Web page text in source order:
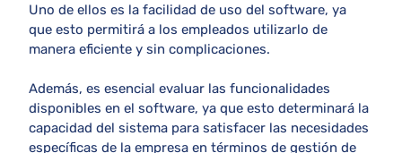
Uno de ellos es la facilidad de uso del software, ya
que esto permitirá a los empleados utilizarlo de
manera eficiente y sin complicaciones.
Además, es esencial evaluar las funcionalidades
disponibles en el software, ya que esto determinará la
capacidad del sistema para satisfacer las necesidades
específicas de la empresa en términos de gestión de